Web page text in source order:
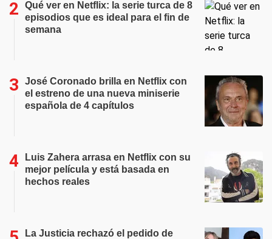
Qué ver en Netflix: la serie turca de 8
episodios que es ideal para el fin de
semana
José Coronado brilla en Netflix con
el estreno de una nueva miniserie
española de 4 capítulos
Luis Zahera arrasa en Netflix con su
mejor película y está basada en
hechos reales
La Justicia rechazó el pedido de